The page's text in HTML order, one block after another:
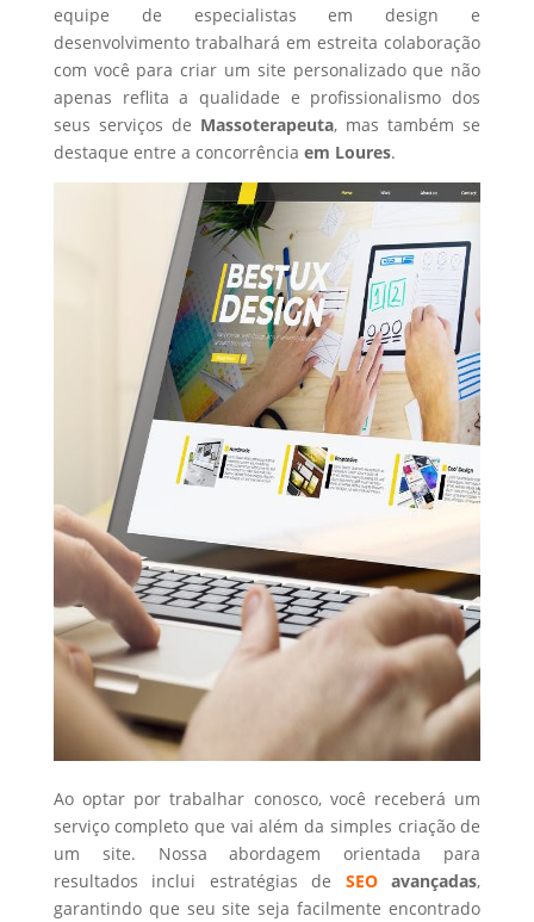
equipe de especialistas em design e
desenvolvimento trabalhará em estreita colaboração
com você para criar um site personalizado que não
apenas reflita a qualidade e profissionalismo dos
seus serviços de Massoterapeuta, mas também se
destaque entre a concorrência em Loures.
Ao optar por trabalhar conosco, você receberá um
serviço completo que vai além da simples criação de
um site. Nossa abordagem orientada para
resultados inclui estratégias de SEOavançadas,
garantindo que seu site seja facilmente encontrado